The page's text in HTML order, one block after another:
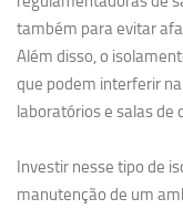
também para evitar
Além disso, o
que podem interferir
laboratórios e salas de
Investir nesse tipo de
manutenção de um